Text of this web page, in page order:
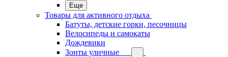
Еще
Товары для активного отдыха
Батуты, детские горки, песочницы
Велосипеды и самокаты
Дождевики
Зонты уличные